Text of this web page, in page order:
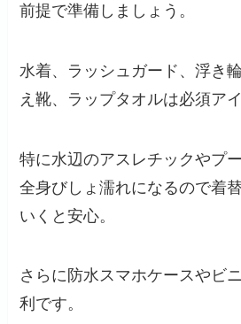
前提で準備しましょう。
水着、ラッシュガード、浮き
え靴、ラップタオルは必須ア
特に水辺のアスレチックやプ
全身びしょ濡れになるので着
いくと安心。
さらに防水スマホケースやビ
利です。